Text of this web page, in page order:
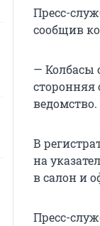
Пресс-
сообщив
— Колбасы
ведомство.
В
на
в салон и
Пресс-